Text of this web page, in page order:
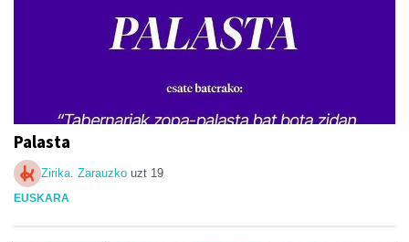
Palasta
Zirika. Zarauzko uzt 19
EUSKARA